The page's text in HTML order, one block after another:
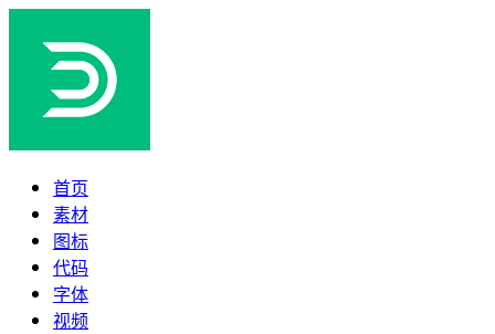
首页
素材
图标
代码
字体
视频